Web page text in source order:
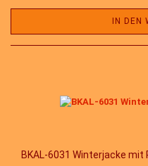
IN DEN
BKAL-6031 Winterjacke mit